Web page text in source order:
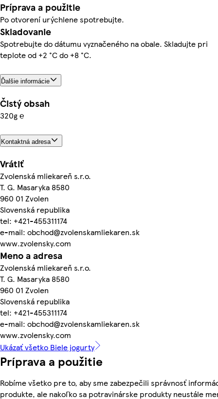
Príprava a použitie
Po otvorení urýchlene spotrebujte.
Skladovanie
Spotrebujte do dátumu vyznačeného na obale. Skladujte pri
teplote od +2 °C do +8 °C.
Ďalšie informácie
Čistý obsah
320g ℮
Kontaktná adresa
Vrátiť
Zvolenská mliekareň s.r.o.
T. G. Masaryka 8580
960 01 Zvolen
Slovenská republika
tel: +421-455311174
e-mail: obchod@zvolenskamliekaren.sk
www.zvolensky.com
Meno a adresa
Zvolenská mliekareň s.r.o.
T. G. Masaryka 8580
960 01 Zvolen
Slovenská republika
tel: +421-455311174
e-mail: obchod@zvolenskamliekaren.sk
www.zvolensky.com
Ukázať všetko Biele jogurty
Príprava a použitie
Robíme všetko pre to, aby sme zabezpečili správnosť
produkte, ale nakoľko sa potravinárske produkty neustále